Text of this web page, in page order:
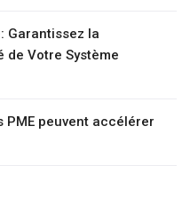
Garantissez la
Votre Système
PME peuvent accélérer